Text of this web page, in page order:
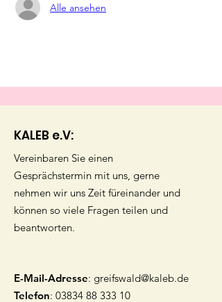
Alle ansehen
KALEB e.V:
Vereinbaren Sie einen
Gesprächstermin mit uns, gerne
nehmen wir uns Zeit füreinander und
können so viele Fragen teilen und
beantworten.
E-Mail-Adresse: greifswald@kaleb.de
Telefon: 03834 88 333 10